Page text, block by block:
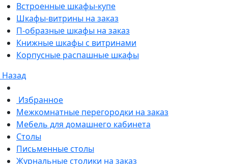
Встроенные шкафы-купе
Шкафы-витрины на заказ
П-образные шкафы на заказ
Книжные шкафы с витринами
Корпусные распашные шкафы
Назад
Избранное
Межкомнатные перегородки на заказ
Мебель для домашнего кабинета
Столы
Письменные столы
Журнальные столики на заказ